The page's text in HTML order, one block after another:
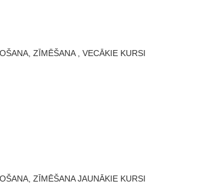
ZĪMĒŠANA , VECĀKIE KURSI
ZĪMĒŠANA JAUNĀKIE KURSI